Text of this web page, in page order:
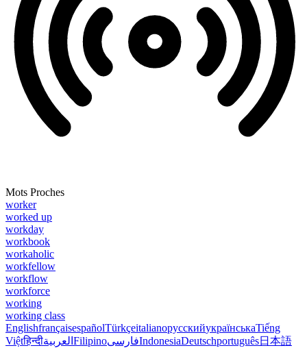
Mots Proches
worker
worked up
workday
workbook
workaholic
workfellow
workflow
workforce
working
working class
EnglishfrançaisespañolTürkçeitalianoрусскийукраїнськаTiếng
Việtहिन्दीالعربية FilipinoفارسیIndonesiaDeutschportuguês日本語